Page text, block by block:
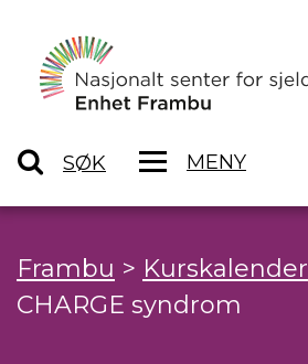
SØK MENY
Frambu > Kurskalender
CHARGE syndrom